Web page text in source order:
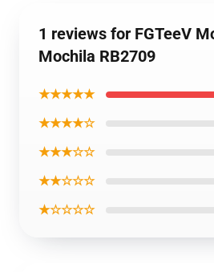
1 reviews for FGTeeV
Mochila RB2709
★★★★★
★★★★☆
★★★☆☆
★★☆☆☆
★☆☆☆☆